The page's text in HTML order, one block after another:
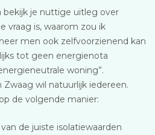
bekijk je nuttige uitleg over
vraag is, waarom zou ik
men ook zelfvoorzienend kan
tot geen energienota
woning”.
wil natuurlijk iedereen.
de volgende manier:
de juiste isolatiewaarden